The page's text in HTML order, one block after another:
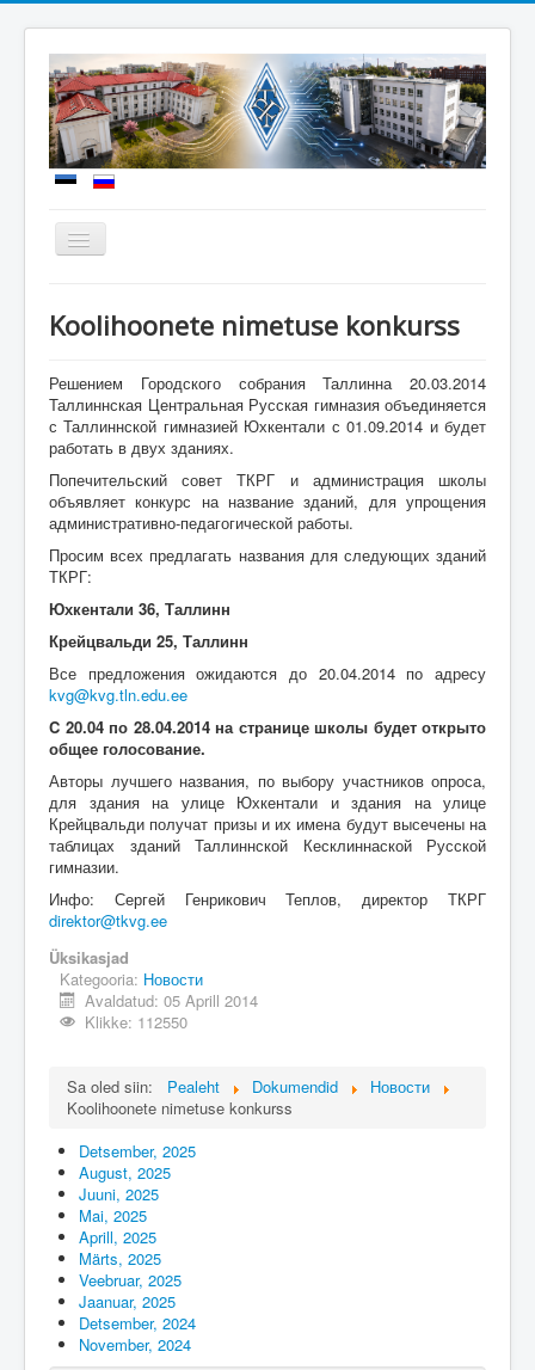
Näita/Peida
menüüd
Meie kool
Sisseastumine
Õppetöö
Koolielu
Dokumendid
Kontakt
Login
Koolihoonete nimetuse konkurss
Решением Городского собрания Таллинна 20.03.2014
Таллиннская Центральная Русская гимназия объединяется
с Таллиннской гимназией Юхкентали с 01.09.2014 и будет
работать в двух зданиях.
Попечительский совет ТКРГ и администрация школы
объявляет конкурс на название зданий, для упрощения
административно-педагогической работы.
Просим всех предлагать названия для следующих зданий
ТКРГ:
Юхкентали 36, Таллинн
Крейцвальди 25, Таллинн
Все предложения ожидаются до 20.04.2014 по адресу
kvg@kvg.tln.edu.ee
C 20.04 по 28.04.2014 на странице школы будет открыто
общее голосование.
Авторы лучшего названия, по выбору участников опроса,
для здания на улице Юхкентали и здания на улице
Крейцвальди получат призы и их имена будут высечены на
таблицах зданий Таллиннской Кесклиннаской Русской
гимназии.
Инфо: Сергей Генрикович Теплов, директор ТКРГ
direktor@tkvg.ee
Üksikasjad
Kategooria: Новости
Avaldatud: 05 Aprill 2014
Klikke: 112550
Sa oled siin: Pealeht Dokumendid
Новости
Koolihoonete nimetuse konkurss
Detsember, 2025
August, 2025
Juuni, 2025
Mai, 2025
Aprill, 2025
Märts, 2025
Veebruar, 2025
Jaanuar, 2025
Detsember, 2024
November, 2024